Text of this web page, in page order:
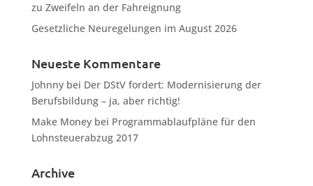
zu Zweifeln an der Fahreignung
Gesetzliche Neuregelungen im August 2026
Neueste Kommentare
Johnnybei Der DStV fordert: Modernisierung der
Berufsbildung – ja, aber richtig!
Make Moneybei Programmablaufpläne für den
Lohnsteuerabzug 2017
Archive